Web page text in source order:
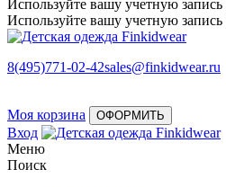
Используйте вашу учетную
Используйте вашу учетную
8(495)771-02-42sales@finkidwear.ru
Моя корзина ОФОРМИТЬ
Вход
Меню
Поиск